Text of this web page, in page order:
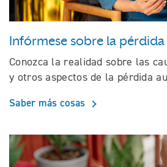
Infórmese sobre la
Conozca la realidad sobre las
y otros aspectos de la pérdida
Saber más cosas